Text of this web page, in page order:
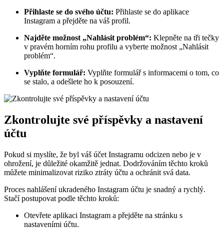
Přihlaste se do svého účtu: Přihlaste se do aplikace
Instagram a přejděte na váš profil.
Najděte možnost „Nahlásit problém“: Klepněte na tři tečky
v pravém horním rohu profilu a vyberte možnost „Nahlásit
problém“.
Vyplňte formulář: Vyplňte formulář s informacemi o tom, co
se stalo, a odešlete ho k posouzení.
Zkontrolujte své příspěvky a nastavení
účtu
Pokud si myslíte, že byl váš účet Instagramu odcizen nebo je v
ohrožení, je důležité okamžitě jednat. Dodržováním těchto kroků
můžete minimalizovat riziko ztráty účtu a ochránit svá data.
Proces nahlášení ukradeného Instagram účtu je snadný a rychlý.
Stačí postupovat podle těchto kroků:
Otevřete aplikaci Instagram a přejděte na stránku s
nastaveními účtu.